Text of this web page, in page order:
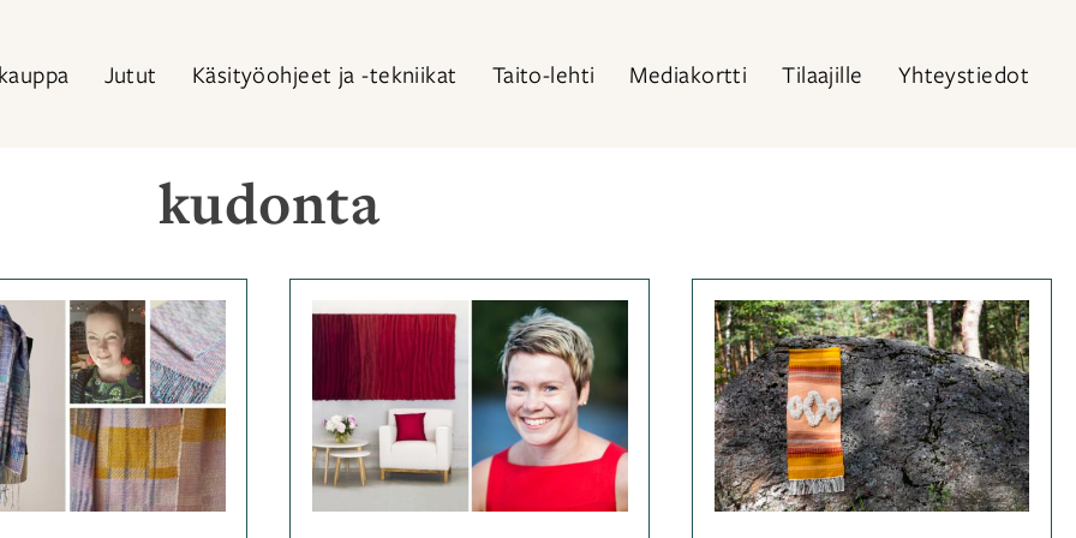
Jutut Käsityöohjeet ja -tekniikat Taito-lehti Mediakortti Tilaajille Yhteystiedot
kudonta
Kategoriassa
JututAvainsanat
kudonta
valokeilassa
Kategoriassa
JututAvainsanat
kudonta,
valokeilassa
Kategoriassa
Kudonta,
Lehden
lisämateriaalit,
OhjeetAvainsanat
kudonta,
kudontaohje